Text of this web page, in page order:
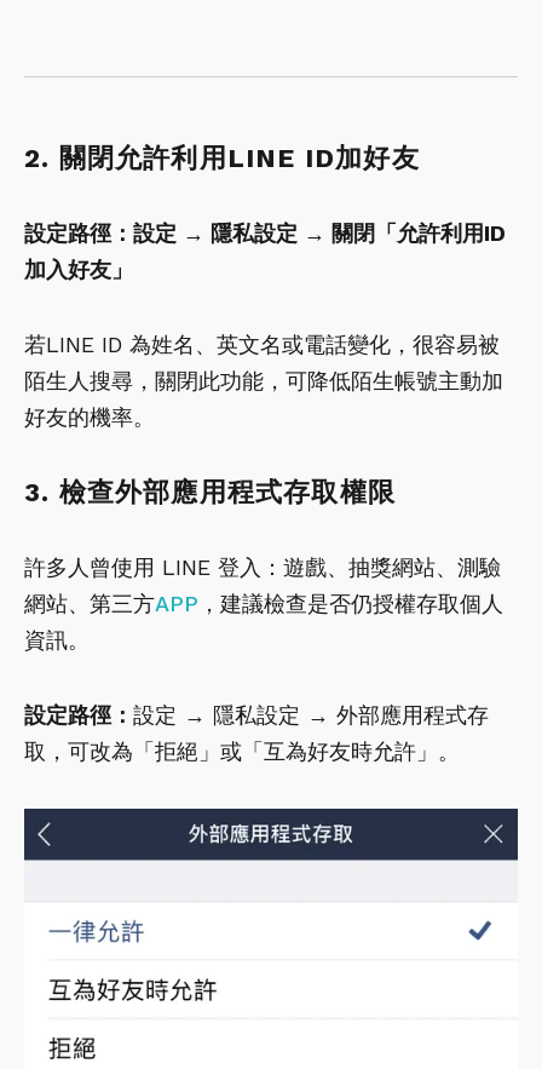
2. 關閉允許利用LINE ID加好友
設定路徑：設定 → 隱私設定 → 關閉「允許利用ID
加入好友」
若LINE ID 為姓名、英文名或電話變化，很容易被
陌生人搜尋，關閉此功能，可降低陌生帳號主動加
好友的機率。
3. 檢查外部應用程式存取權限
許多人曾使用 LINE 登入：遊戲、抽獎網站、測驗
網站、第三方APP ，建議檢查是否仍授權存取個人
資訊。
設定路徑： 設定 → 隱私設定 → 外部應用程式存
取，可改為「拒絕」或「互為好友時允許」。